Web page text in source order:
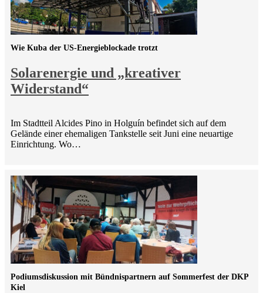
Solarenergie und „kreativer
Widerstand“
Wie Kuba der US-Energieblockade trotzt
Im Stadtteil Alcides Pino in Holguín befindet sich auf dem
Gelände einer ehemaligen Tankstelle seit Juni eine neuartige
Einrichtung. Wo…
Podiumsdiskussion mit Bündnispartnern auf Sommerfest der DKP
Kiel